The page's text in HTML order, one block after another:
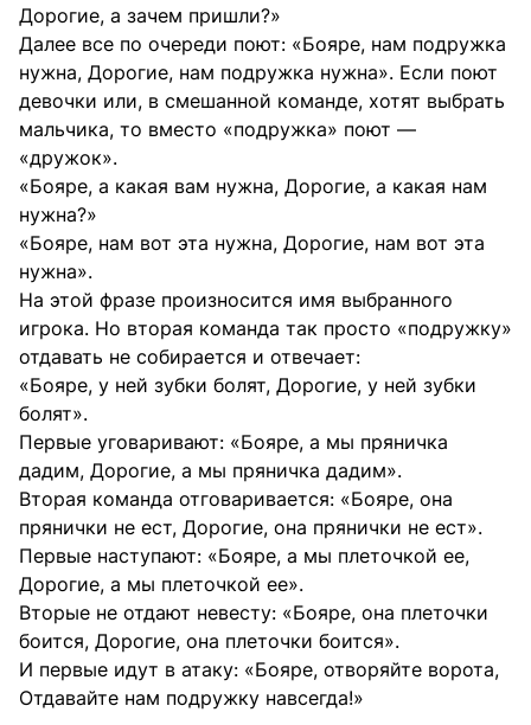
Дорогие, а зачем пришли?»
Далее все по очереди поют: «Бояре, нам подружка
нужна, Дорогие, нам подружка нужна». Если поют
девочки или, в смешанной команде, хотят выбрать
мальчика, то вместо «подружка» поют —
«дружок».
«Бояре, а какая вам нужна, Дорогие, а какая нам
нужна?»
«Бояре, нам вот эта нужна, Дорогие, нам вот эта
нужна».
На этой фразе произносится имя выбранного
игрока. Но вторая команда так просто «подружку»
отдавать не собирается и отвечает:
«Бояре, у ней зубки болят, Дорогие, у ней зубки
болят».
Первые уговаривают: «Бояре, а мы пряничка
дадим, Дорогие, а мы пряничка дадим».
Вторая команда отговаривается: «Бояре, она
прянички не ест, Дорогие, она прянички не ест».
Первые наступают: «Бояре, а мы плеточкой ее,
Дорогие, а мы плеточкой ее».
Вторые не отдают невесту: «Бояре, она плеточки
боится, Дорогие, она плеточки боится».
И первые идут в атаку: «Бояре, отворяйте ворота,
Отдавайте нам подружку навсегда!»